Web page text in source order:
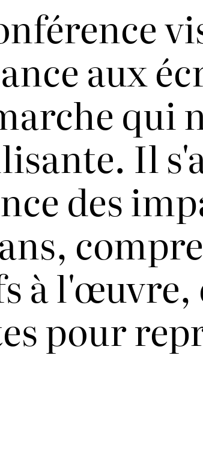
aux
qui
Il
des
à l'œuvre,
pour